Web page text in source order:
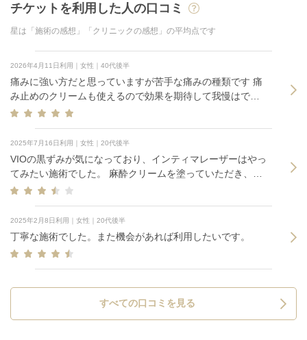
チケットを利用した人の口コミ
星は「施術の感想」「クリニックの感想」の平均点です
2026年4月11日利用｜女性｜40代後半
痛みに強い方だと思っていますが苦手な痛みの種類です 痛
み止めのクリームも使えるので効果を期待して我慢はでき
ます
2025年7月16日利用｜女性｜20代後半
VIOの黒ずみが気になっており、インティマレーザーはやっ
てみたい施術でした。 麻酔クリームを塗っていただき、レ
ーザーはあまり痛みは無かったです。 ドクターから診察の
確かに1度では効果はあまり分からないと思います。 続けて
みたいです。
2025年2月8日利用｜女性｜20代後半
丁寧な施術でした。また機会があれば利用したいです。
すべての口コミを見る